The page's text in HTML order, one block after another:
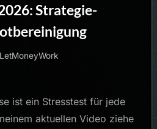
Strategie-
By
LetMoneyWork
ist ein Stresstest für jede
aktuellen Video ziehe